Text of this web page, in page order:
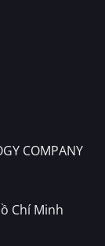
COMPANY
Chí Minh